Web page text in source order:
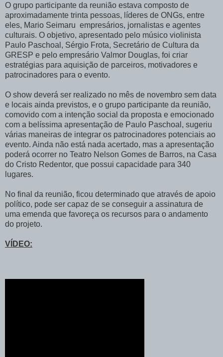
O grupo participante da reunião estava composto de
aproximadamente trinta pessoas, líderes de ONGs, entre
eles, Mario Seimaru empresários, jornalistas e agentes
culturais. O objetivo, apresentado pelo músico violinista
Paulo Paschoal, Sérgio Frota, Secretário de Cultura da
GRESP e pelo empresário Valmor Douglas, foi criar
estratégias para aquisição de parceiros, motivadores e
patrocinadores para o evento.
O show deverá ser realizado no mês de novembro sem data
e locais ainda previstos, e o grupo participante da reunião,
comovido com a intenção social da proposta e emocionado
com a belíssima apresentação de Paulo Paschoal, sugeriu
várias maneiras de integrar os patrocinadores potenciais ao
evento. Ainda não está nada acertado, mas a apresentação
poderá ocorrer no Teatro Nelson Gomes de Barros, na Casa
do Cristo Redentor, que possui capacidade para 340
lugares.
No final da reunião, ficou determinado que através de apoio
político, pode ser capaz de se conseguir a assinatura de
uma emenda que favoreça os recursos para o andamento
do projeto.
VÍDEO: